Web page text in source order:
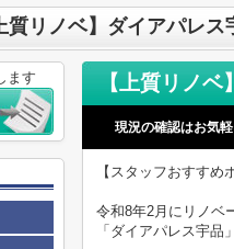
質リノベ】ダイアパレス
現況の確認はお気
【スタッフおすすめ
令和8年2月にリノベ
「ダイアパレス宇品
ます